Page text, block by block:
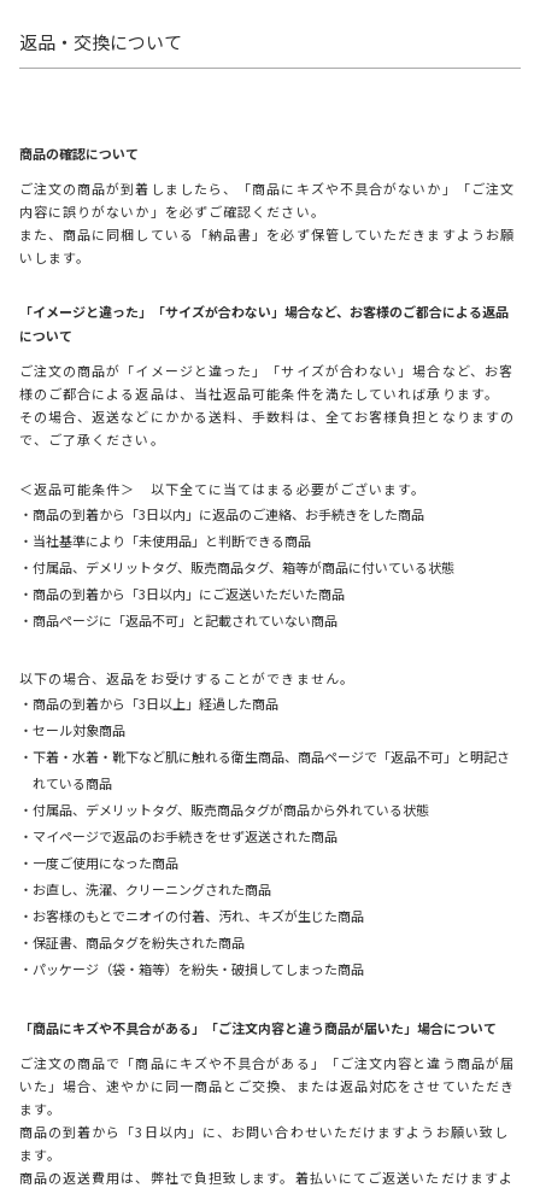
返品・交換について
商品の確認について
ご注文の商品が到着しましたら、「商品にキズや不具合がないか」「ご注文
内容に誤りがないか」を必ずご確認ください。
また、商品に同梱している「納品書」を必ず保管していただきますようお願
いします。
「イメージと違った」「サイズが合わない」場合など、お客様のご都合による返品
について
ご注文の商品が「イメージと違った」「サイズが合わない」場合など、お客
様のご都合による返品は、当社返品可能条件を満たしていれば承ります。
その場合、返送などにかかる送料、手数料は、全てお客様負担となりますの
で、ご了承ください。
＜返品可能条件＞ 以下全てに当てはまる必要がございます。
・商品の到着から「3日以内」に返品のご連絡、お手続きをした商品
・当社基準により「未使用品」と判断できる商品
・付属品、デメリットタグ、販売商品タグ、箱等が商品に付いている状態
・商品の到着から「3日以内」にご返送いただいた商品
・商品ページに「返品不可」と記載されていない商品
以下の場合、返品をお受けすることができません。
・商品の到着から「3日以上」経過した商品
・セール対象商品
・下着・水着・靴下など肌に触れる衛生商品、商品ページで「返品不可」と明記さ
れている商品
・付属品、デメリットタグ、販売商品タグが商品から外れている状態
・マイページで返品のお手続きをせず返送された商品
・一度ご使用になった商品
・お直し、洗濯、クリーニングされた商品
・お客様のもとでニオイの付着、汚れ、キズが生じた商品
・保証書、商品タグを紛失された商品
・パッケージ（袋・箱等）を紛失・破損してしまった商品
「商品にキズや不具合がある」「ご注文内容と違う商品が届いた」場合について
ご注文の商品で「商品にキズや不具合がある」「ご注文内容と違う商品が届
いた」場合、速やかに同一商品とご交換、または返品対応をさせていただき
ます。
商品の到着から「3日以内」に、お問い合わせいただけますようお願い致し
ます。
商品の返送費用は、弊社で負担致します。着払いにてご返送いただけますよ